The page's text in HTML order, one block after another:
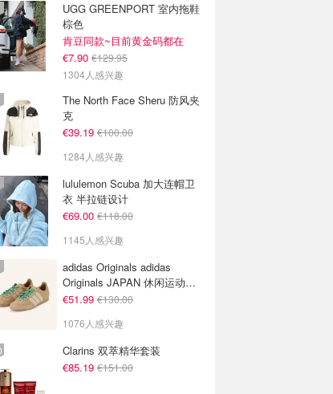
UGG GREENPORT 室内拖鞋
棕色
肯豆同款~目前黄金码都在
€7.90 €129.95
1304人感兴趣
The North Face Sheru 防风夹
克
€39.19 €100.00
1284人感兴趣
lululemon Scuba 加大连帽卫
衣 半拉链设计
€69.00 €118.00
1145人感兴趣
adidas Originals adidas
Originals JAPAN 休闲运动鞋
米色
€51.99 €130.00
1076人感兴趣
Clarins 双萃精华套装
€85.19 €151.00